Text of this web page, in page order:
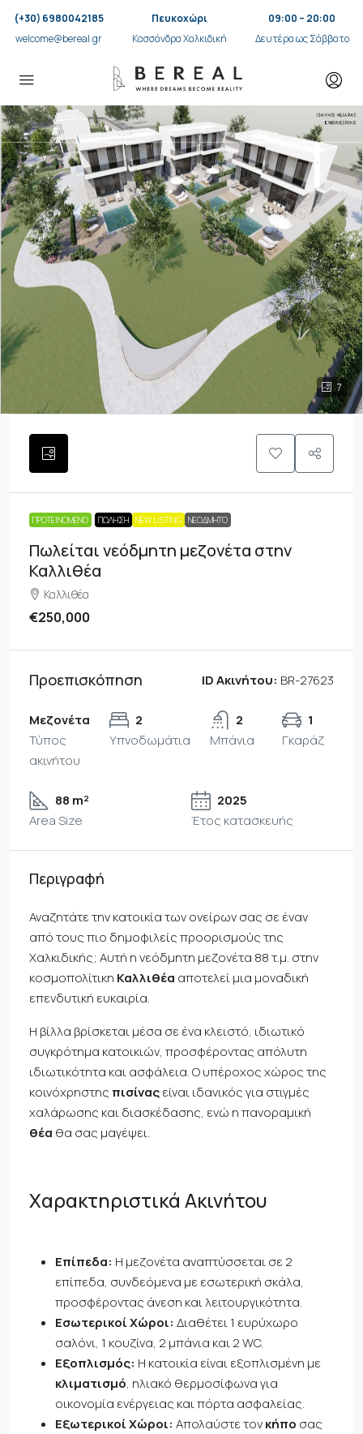
(+30) 6980042185
welcome@bereal.gr
Πευκοχώρι
Κασσάνδρα Χαλκιδική
09:00 – 20:00
Δευτέρα ως Σάββατο
7
ΠΡΟΤΕΙΝΌΜΕΝΟ ΠΏΛΗΣΗ NEW LISTING ΝΕΟΔΜΗΤΟ
Πωλείται νεόδμητη μεζονέτα στην
Καλλιθέα
Καλλιθέα
€250,000
Προεπισκόπηση ID Ακινήτου: BR-27623
Μεζονέτα
Τύπος
ακινήτου
2
Υπνοδωμάτια
2
Μπάνια
1
Γκαράζ
88 m²
Area Size
2025
Έτος κατασκευής
Περιγραφή
Αναζητάτε την κατοικία των ονείρων σας σε έναν
από τους πιο δημοφιλείς προορισμούς της
Χαλκιδικής; Αυτή η νεόδμητη μεζονέτα 88 τ.μ. στην
κοσμοπολίτικη Καλλιθέα αποτελεί μια μοναδική
επενδυτική ευκαιρία.
Η βίλλα βρίσκεται μέσα σε ένα κλειστό, ιδιωτικό
συγκρότημα κατοικιών, προσφέροντας απόλυτη
ιδιωτικότητα και ασφάλεια. Ο υπέροχος χώρος της
κοινόχρηστης πισίναςείναι ιδανικός για στιγμές
χαλάρωσης και διασκέδασης, ενώ η πανοραμική
θέα θα σας μαγέψει.
Χαρακτηριστικά Ακινήτου
Επίπεδα: Η μεζονέτα αναπτύσσεται σε 2
επίπεδα, συνδεόμενα με εσωτερική σκάλα,
προσφέροντας άνεση και λειτουργικότητα.
Εσωτερικοί Χώροι: Διαθέτει 1 ευρύχωρο
σαλόνι, 1 κουζίνα, 2 μπάνια και 2 WC.
Εξοπλισμός: Η κατοικία είναι εξοπλισμένη με
κλιματισμό, ηλιακό θερμοσίφωνα για
οικονομία ενέργειας και πόρτα ασφαλείας.
Εξωτερικοί Χώροι: Απολαύστε τονκήπο σας